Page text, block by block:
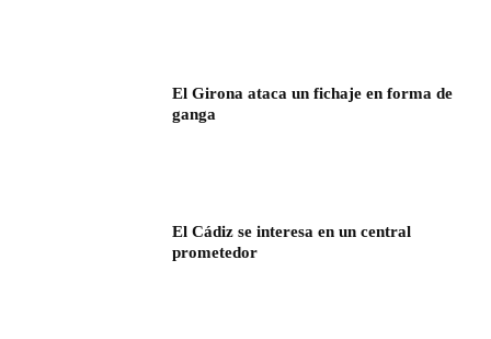
El Girona ataca un fichaje en forma de
ganga
El Cádiz se interesa en un central
prometedor